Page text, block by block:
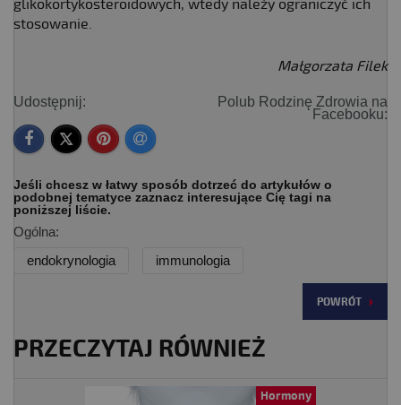
glikokortykosteroidowych, wtedy należy ograniczyć ich
stosowanie.
Małgorzata Filek
Udostępnij:
Polub Rodzinę Zdrowia na
Facebooku:
Jeśli chcesz w łatwy sposób dotrzeć do artykułów o
podobnej tematyce zaznacz interesujące Cię tagi na
poniższej liście.
Ogólna:
endokrynologia
immunologia
POWRÓT
PRZECZYTAJ RÓWNIEŻ
Hormony